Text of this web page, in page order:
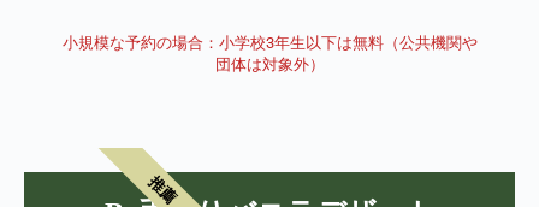
小規模な予約の場合：小学校3年生以下は無料（公共機関や
団体は対象外）
推薦